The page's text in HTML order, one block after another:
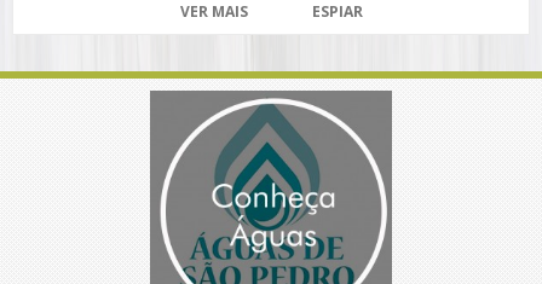
VER MAIS ESPIAR